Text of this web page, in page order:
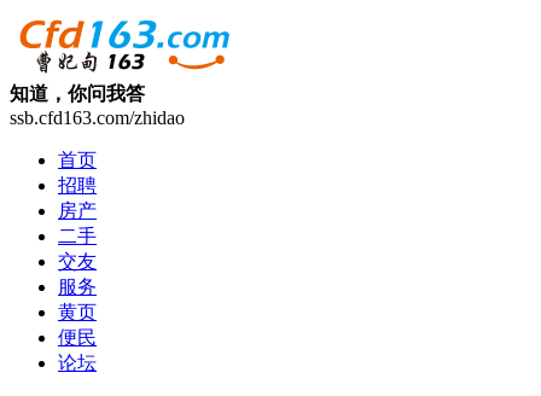
知道，你问我答
ssb.cfd163.com/zhidao
首页
招聘
房产
二手
交友
服务
黄页
便民
论坛